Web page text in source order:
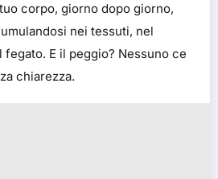
corpo, giorno dopo giorno,
nei tessuti, nel
E il peggio? Nessuno ce
chiarezza.